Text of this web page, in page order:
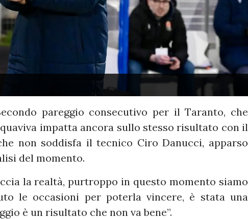
pareggio consecutivo per il Taranto, che
impatta ancora sullo stesso risultato con il
non soddisfa il tecnico Ciro Danucci, apparso
del momento.
la realtà, purtroppo in questo momento siamo
le occasioni per poterla vincere, è stata una
è un risultato che non va bene”.